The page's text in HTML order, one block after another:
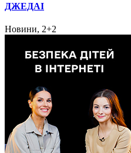
ДЖЕДАІ
Новини, 2+2